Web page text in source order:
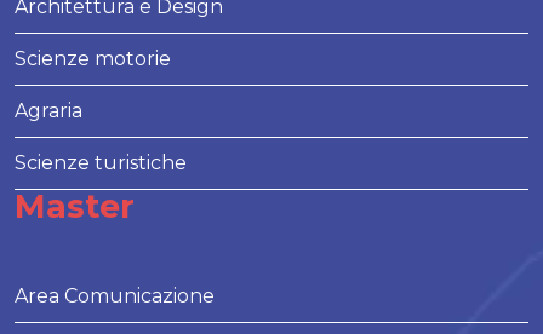
Architettura e Design
Scienze motorie
Agraria
Scienze turistiche
Master
Area Comunicazione